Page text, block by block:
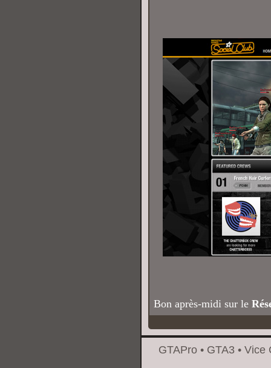
Bon après-midi sur le
GTAPro • GTA3 • Vice